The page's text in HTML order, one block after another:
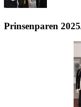
Prinsenparen